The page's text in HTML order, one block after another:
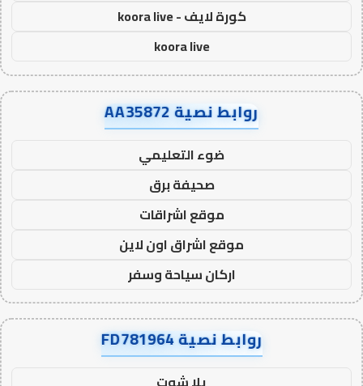
كورة لايف - koora live
koora live
روابط نصية AA35872
ضوء التعليمي
صحيفة برق
موقع اشراقات
موقع اشراق اون لاين
اركان سياحة وسفر
روابط نصية FD781964